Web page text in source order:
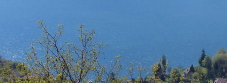
Emplois / Marchés
Finances